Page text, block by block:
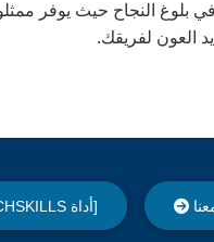
[أداة IMATCHSKILLS